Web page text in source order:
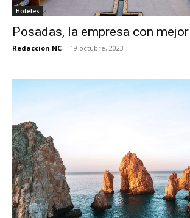
Hoteles
Posadas, la empresa con
Redacción NC - 19 octubre, 2023